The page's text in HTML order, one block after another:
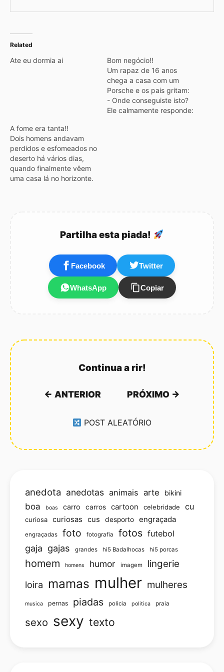
Related
Ate eu dormia ai
Bom negócio!!
Um rapaz de 16 anos
chega a casa com um
Porsche e os pais gritam:
- Onde conseguiste isto?
Ele calmamente responde:
A fome era tanta!!
Dois homens andavam
perdidos e esfomeados no
deserto há vários dias,
quando finalmente vêem
uma casa lá no horizonte.
prontamente: - Pelo que
perdidos e esfomeados.…
Partilha esta piada!
Facebook Twitter
WhatsApp Copiar
Continua a rir!
← ANTERIOR PRÓXIMO →
POST ALEATÓRIO
anedota anedotas animais arte bikini
boa boas carro carros cartoon celebridade cu
curiosa curiosas cus desporto engraçada
engraçadas foto fotografia fotos futebol
gaja gajas grandes hi5 Badalhocas hi5 porcas
homem homens humor imagem lingerie
loira mamas mulher mulheres
musica pernas piadas policia politica praia
sexo sexy texto